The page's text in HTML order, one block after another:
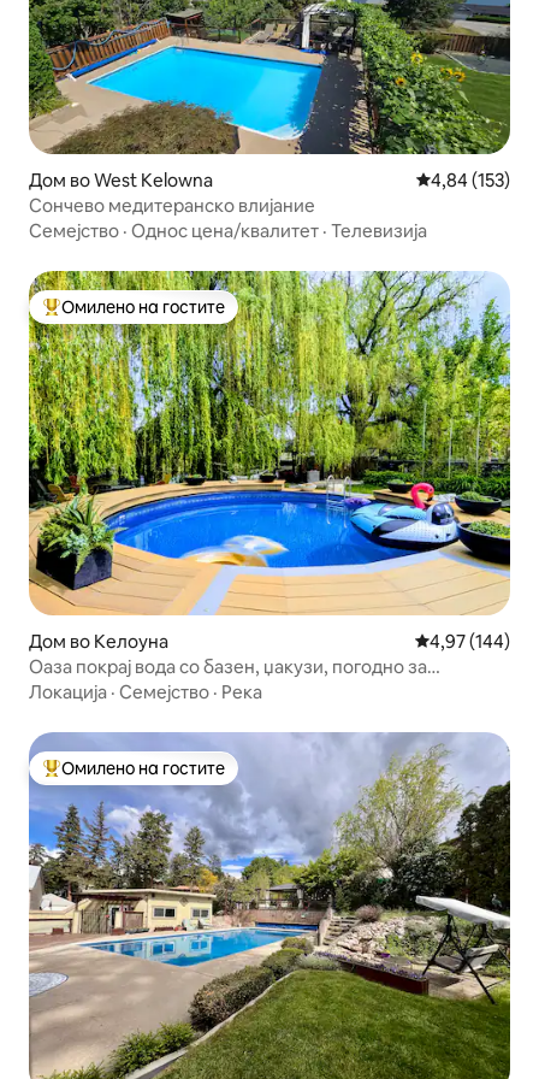
Дом во West Kelowna Просечна
4,84 (153)
Сончево медитеранско влијание
Семејство · Однос цена/квалитет · Телевизија
Меѓу најуспешните „Омилени на гостите“
Омилено на гостите
Дом во Келоуна Просечна
4,97 (144)
Оаза покрај вода со базен, џакузи, погодно за
миленици
Локација · Семејство · Река
Меѓу најуспешните „Омилени на гостите“
Омилено на гостите